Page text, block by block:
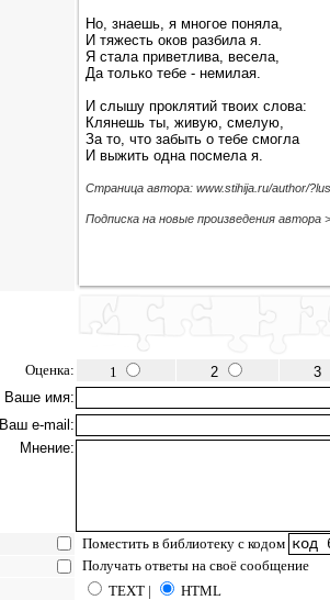
Но, знаешь, я многое поняла,
И тяжесть оков разбила я.
Я стала приветлива, весела,
Да только тебе - немилая.
И слышу проклятий твоих слова:
Клянешь ты, живую, смелую,
За то, что забыть о тебе смогла
И выжить одна посмела я.
Страница автора: www.stihija.ru/author/
Подписка на новые произведения автора
Оценка: 1 2
3
Ваше имя:
Ваш e-mail:
Мнение:
Поместить в библиотеку с кодом
Получать ответы на своё сообщение
TEXT |
HTML